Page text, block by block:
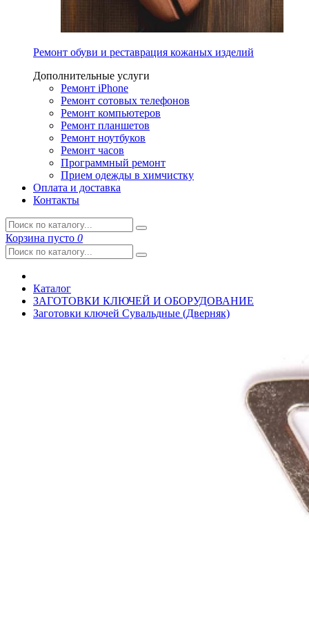
Ремонт обуви и реставрация кожаных изделий
Дополнительные услуги
Ремонт iPhone
Ремонт сотовых телефонов
Ремонт компьютеров
Ремонт планшетов
Ремонт ноутбуков
Ремонт часов
Программный ремонт
Прием одежды в химчистку
Оплата и доставка
Контакты
Корзина пусто 0
Каталог
ЗАГОТОВКИ КЛЮЧЕЙ И ОБОРУДОВАНИЕ
Заготовки ключей Сувальдные (Дверняк)